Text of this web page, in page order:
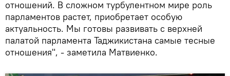
отношений. В сложном турбулентном мире роль
парламентов растет, приобретает особую
актуальность. Мы готовы развивать с верхней
палатой парламента Таджикистана самые тесные
отношения", - заметила Матвиенко.